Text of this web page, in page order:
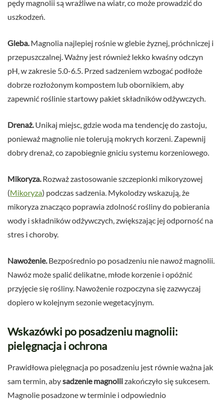
pędy magnolii są wrażliwe na wiatr, co może prowadzić do
uszkodzeń.
Gleba.Magnolia najlepiej rośnie w glebie żyznej, próchniczej i
przepuszczalnej. Ważny jest również lekko kwaśny odczyn
pH, w zakresie 5.0-6.5. Przed sadzeniem wzbogać podłoże
dobrze rozłożonym kompostem lub obornikiem, aby
zapewnić roślinie startowy pakiet składników odżywczych.
Drenaż.Unikaj miejsc, gdzie woda ma tendencję do zastoju,
ponieważ magnolie nie tolerują mokrych korzeni. Zapewnij
dobry drenaż, co zapobiegnie gniciu systemu korzeniowego.
Mikoryza.Rozważ zastosowanie szczepionki mikoryzowej
(Mikoryza) podczas sadzenia. Mykolodzy wskazują, że
mikoryza znacząco poprawia zdolność rośliny do pobierania
wody i składników odżywczych, zwiększając jej odporność na
stres i choroby.
Nawożenie.Bezpośrednio po posadzeniu nie nawoź magnolii.
Nawóz może spalić delikatne, młode korzenie i opóźnić
przyjęcie się rośliny. Nawożenie rozpoczyna się zazwyczaj
dopiero w kolejnym sezonie wegetacyjnym.
Wskazówki po posadzeniu magnolii:
pielęgnacja i ochrona
Prawidłowa pielęgnacja po posadzeniu jest równie ważna jak
sam termin, abysadzenie magnoliizakończyło się sukcesem.
Magnolie posadzone w terminie i odpowiednio